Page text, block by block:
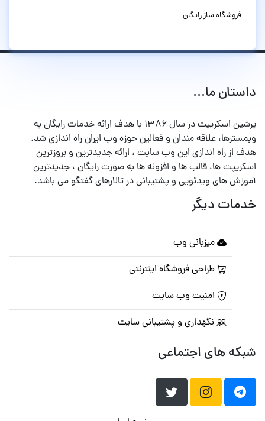
فروشگاه ساز رایگان
داستان ما...
پرشین اسکریپت در سال ۱۳۸۶ با هدف ارائه خدمات رایگان به
وبمسترها، علاقه مندان و فعالین حوزه وب ایران راه اندازی شد.
هدف از راه اندازی این وب سایت ، ارائه جدیدترین و بروزترین
اسکریپت ها، قالب ها و افزونه ها به صورت رایگان ، جدیدترین
آموزش های ویدئویی و پشتیبانی در تالارهای گفتگو می باشد.
خدمات دیگر
میزبانی وب
طراحی فروشگاه اینترنتی
امنیت وب سایت
نگهداری و پشتیبانی سایت
شبکه های اجتماعی